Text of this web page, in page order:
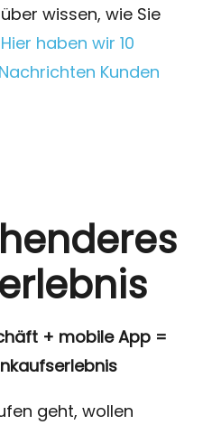
wissen, wie Sie
Hier haben wir 10
Kunden
+ mobile App =
geht, wollen